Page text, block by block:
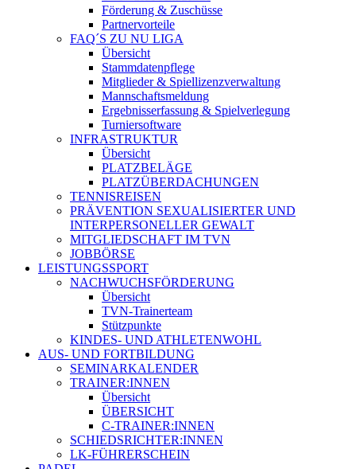
Förderung & Zuschüsse
Partnervorteile
FAQ´S ZU NU LIGA
Übersicht
Stammdatenpflege
Mitglieder & Spiellizenzverwaltung
Mannschaftsmeldung
Ergebnisserfassung & Spielverlegung
Turniersoftware
INFRASTRUKTUR
Übersicht
PLATZBELÄGE
PLATZÜBERDACHUNGEN
TENNISREISEN
PRÄVENTION SEXUALISIERTER UND
INTERPERSONELLER GEWALT
MITGLIEDSCHAFT IM TVN
JOBBÖRSE
LEISTUNGSSPORT
NACHWUCHSFÖRDERUNG
Übersicht
TVN-Trainerteam
Stützpunkte
KINDES- UND ATHLETENWOHL
AUS- UND FORTBILDUNG
SEMINARKALENDER
TRAINER:INNEN
Übersicht
ÜBERSICHT
C-TRAINER:INNEN
SCHIEDSRICHTER:INNEN
LK-FÜHRERSCHEIN